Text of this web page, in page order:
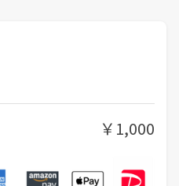
￥1,000